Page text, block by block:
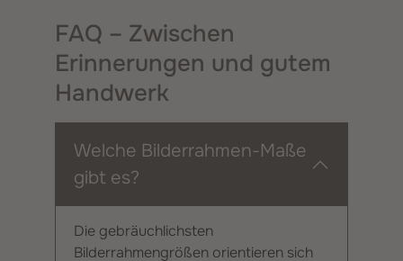
FAQ – Zwischen
Erinnerungen und gutem
Handwerk
Welche Bilderrahmen-Maße
gibt es?
Die gebräuchlichsten
Bilderrahmengrößen orientieren sich